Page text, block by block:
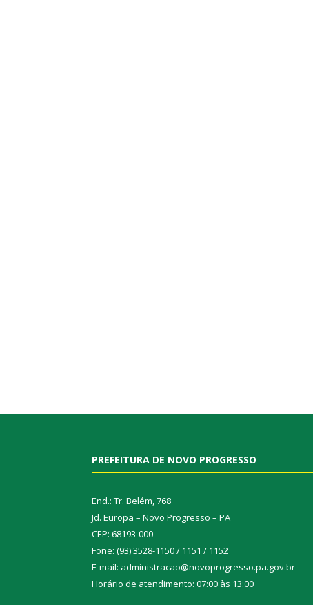
PREFEITURA DE NOVO PROGRESSO
End.: Tr. Belém, 768
Jd. Europa – Novo Progresso – PA
CEP: 68193-000
Fone: (93) 3528-1150 / 1151 / 1152
E-mail: administracao@novoprogresso.pa.gov.br
Horário de atendimento: 07:00 às 13:00